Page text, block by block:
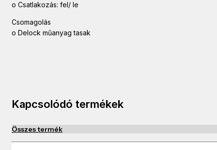
o Csatlakozás: fel/ le
Csomagolás
o Delock műanyag tasak
Kapcsolódó termékek
Összes termék